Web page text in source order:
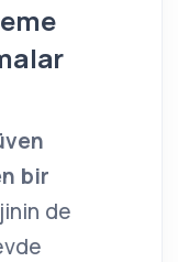
bir
de